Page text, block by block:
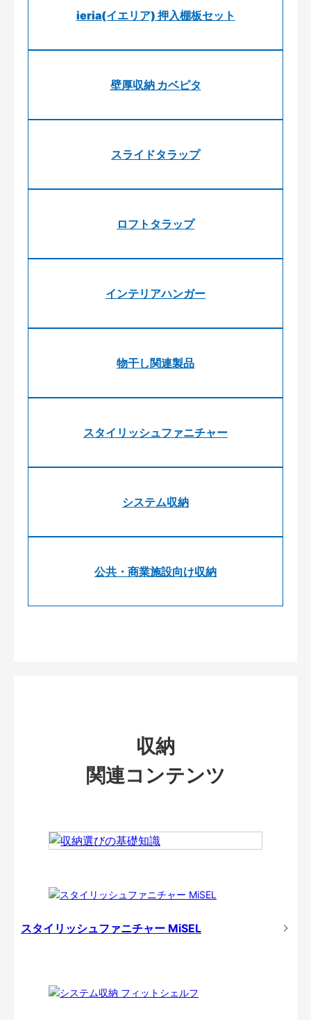
ieria(イエリア) 押入棚板セット
壁厚収納 カベピタ
スライドタラップ
ロフトタラップ
インテリアハンガー
物干し関連製品
スタイリッシュファニチャー
システム収納
公共・商業施設向け収納
収納
関連コンテンツ
スタイリッシュファニチャー MiSEL